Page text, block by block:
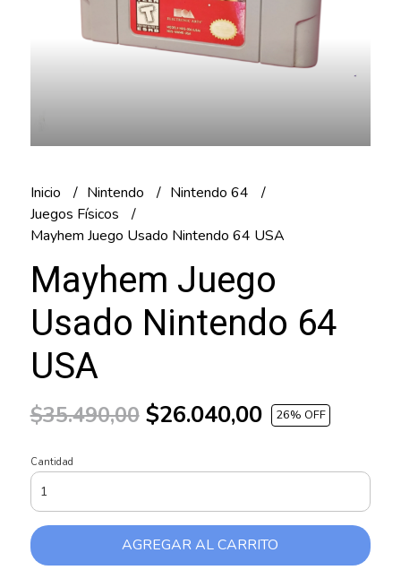
Inicio Nintendo
Nintendo 64
Juegos Físicos
Mayhem Juego Usado Nintendo 64 USA
Mayhem Juego
Usado Nintendo 64
USA
$35.490,00$26.040,00 26% OFF
Cantidad
AGREGAR AL CARRITO